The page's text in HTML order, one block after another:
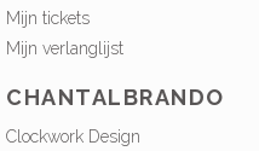
Mijn tickets
Mijn verlanglijst
CHANTALBRANDO
Clockwork Design